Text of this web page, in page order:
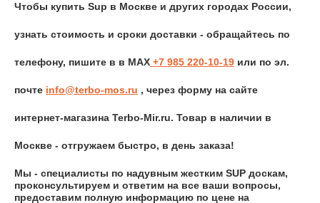
Чтобы купить Sup в Москве и других городах России,
узнать стоимость и сроки доставки - обращайтесь по
телефону, пишите в в MAX +7 985 220-10-19 или по эл.
почте info@terbo-mos.ru , через форму на сайте
интернет-магазина Terbo-Mir.ru. Товар в наличии в
Москве - отгружаем быстро, в день заказа!
Мы - специалисты по надувным жестким SUP доскам,
проконсультируем и ответим на все ваши вопросы,
предоставим полную информацию по цене на